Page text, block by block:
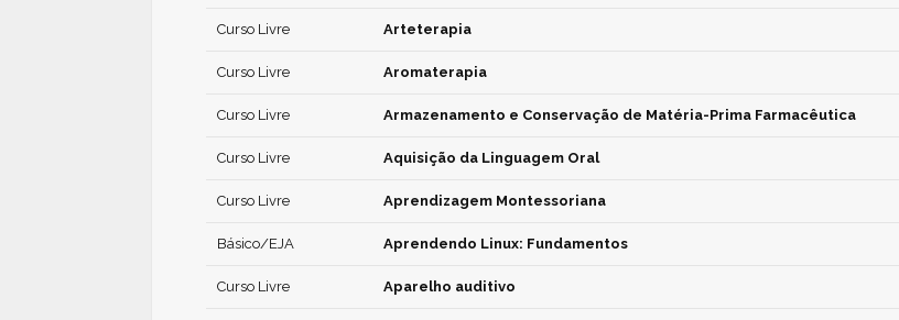
Curso Livre Arteterapia
Curso Livre Aromaterapia
Curso Livre Armazenamento e Conservação de Matéria-Prima Farmacêutica
Curso Livre Aquisição da Linguagem Oral
Curso Livre Aprendizagem Montessoriana
Básico/EJA Aprendendo Linux: Fundamentos
Curso Livre Aparelho auditivo